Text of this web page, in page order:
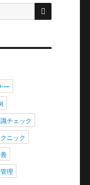
検
ー
チェック
ニック
理